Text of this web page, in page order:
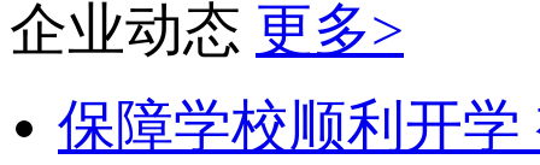
企业动态 更多>
保障学校顺利开